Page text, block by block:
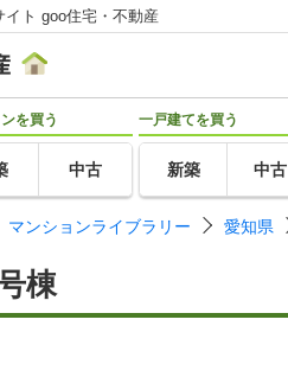
ト goo住宅・不動産
を買う
中古
一戸建てを買う
新築 中古
マンションライブラリー 愛知県
棟